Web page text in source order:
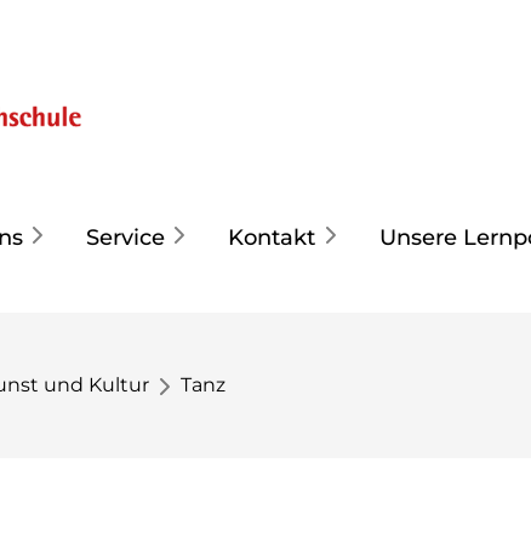
Service Kontakt Unsere
und Kultur Tanz